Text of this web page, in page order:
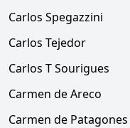
Carlos Spegazzini
Carlos Tejedor
Carlos T Sourigues
Carmen de Areco
Carmen de Patagones